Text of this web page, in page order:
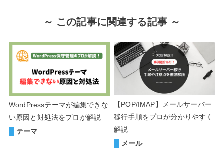
～ この記事に関連する記事 ～
WordPressテーマが編集できな
い原因と対処法をプロが解説
テーマ
【POP/IMAP】メールサーバー
移行手順をプロが分かりやすく
解説
メール